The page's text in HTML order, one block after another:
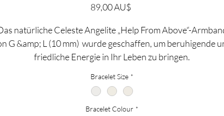
89,00 AU$Preis
natürliche Celeste Angelite „Help From Above“-
G &amp; L (10 mm) wurde geschaffen, um beruhigende
friedliche Energie in Ihr Leben zu bringen.
Angelit wird seit Jahrhunderten verwendet, um das spirituelle
Bewusstsein zu steigern, während es gleichzeitig eine
beruhigende, wohltuende Energie auf die Menschen in der
Bracelet Size *
Bracelet Colour *